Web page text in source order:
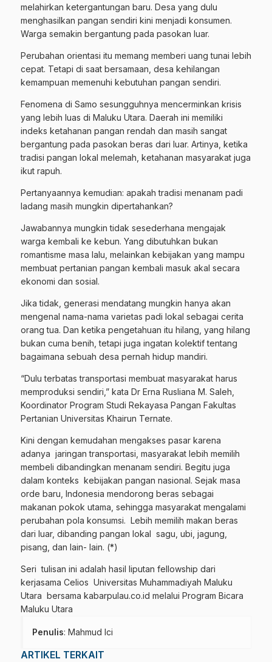
melahirkan ketergantungan baru. Desa yang dulu
menghasilkan pangan sendiri kini menjadi konsumen.
Warga semakin bergantung pada pasokan luar.
Perubahan orientasi itu memang memberi uang tunai lebih
cepat. Tetapi di saat bersamaan, desa kehilangan
kemampuan memenuhi kebutuhan pangan sendiri.
Fenomena di Samo sesungguhnya mencerminkan krisis
yang lebih luas di Maluku Utara. Daerah ini memiliki
indeks ketahanan pangan rendah dan masih sangat
bergantung pada pasokan beras dari luar. Artinya, ketika
tradisi pangan lokal melemah, ketahanan masyarakat juga
ikut rapuh.
Pertanyaannya kemudian: apakah tradisi menanam padi
ladang masih mungkin dipertahankan?
Jawabannya mungkin tidak sesederhana mengajak
warga kembali ke kebun. Yang dibutuhkan bukan
romantisme masa lalu, melainkan kebijakan yang mampu
membuat pertanian pangan kembali masuk akal secara
ekonomi dan sosial.
Jika tidak, generasi mendatang mungkin hanya akan
mengenal nama-nama varietas padi lokal sebagai cerita
orang tua. Dan ketika pengetahuan itu hilang, yang hilang
bukan cuma benih, tetapi juga ingatan kolektif tentang
bagaimana sebuah desa pernah hidup mandiri.
“Dulu terbatas transportasi membuat masyarakat harus
memproduksi sendiri,” kata Dr ​Erna Rusliana M. Saleh,
Koordinator Program Studi Rekayasa Pangan Fakultas
Pertanian Universitas Khairun Ternate.
Kini dengan kemudahan mengakses pasar karena
adanya jaringan transportasi, masyarakat lebih memilih
membeli dibandingkan menanam sendiri. Begitu juga
dalam konteks kebijakan pangan nasional. Sejak masa
orde baru, Indonesia mendorong beras sebagai
makanan pokok utama, sehingga masyarakat mengalami
perubahan pola konsumsi. Lebih memilih makan beras
dari luar, dibanding pangan lokal sagu, ubi, jagung,
pisang, dan lain- lain. (*)
Seri tulisan ini adalah hasil liputan fellowship dari
kerjasama Celios Universitas Muhammadiyah Maluku
Utara bersama kabarpulau.co.id melalui Program Bicara
Maluku Utara
Penulis: Mahmud Ici
ARTIKEL TERKAIT